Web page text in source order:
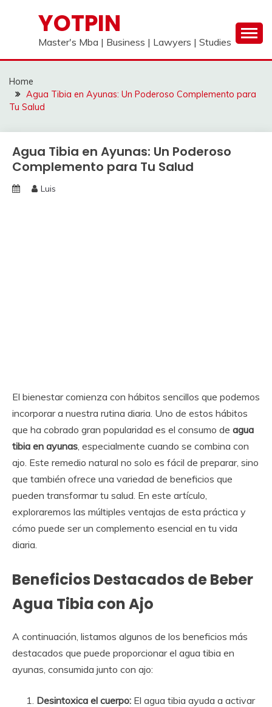
YOTPIN
Master's Mba | Business | Lawyers | Studies
Home
Agua Tibia en Ayunas: Un Poderoso Complemento para
Tu Salud
Agua Tibia en Ayunas: Un Poderoso
Complemento para Tu Salud
Luis
El bienestar comienza con hábitos sencillos que podemos
incorporar a nuestra rutina diaria. Uno de estos hábitos
que ha cobrado gran popularidad es el consumo de agua
tibia en ayunas, especialmente cuando se combina con
ajo. Este remedio natural no solo es fácil de preparar, sino
que también ofrece una variedad de beneficios que
pueden transformar tu salud. En este artículo,
exploraremos las múltiples ventajas de esta práctica y
cómo puede ser un complemento esencial en tu vida
diaria.
Beneficios Destacados de Beber
Agua Tibia con Ajo
A continuación, listamos algunos de los beneficios más
destacados que puede proporcionar el agua tibia en
ayunas, consumida junto con ajo:
Desintoxica el cuerpo: El agua tibia ayuda a activar